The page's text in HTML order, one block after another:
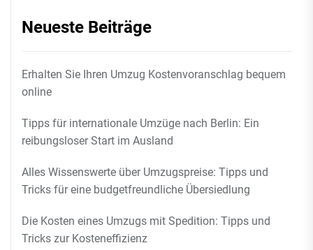
Neueste Beiträge
Erhalten Sie Ihren Umzug Kostenvoranschlag bequem
online
Tipps für internationale Umzüge nach Berlin: Ein
reibungsloser Start im Ausland
Alles Wissenswerte über Umzugspreise: Tipps und
Tricks für eine budgetfreundliche Übersiedlung
Die Kosten eines Umzugs mit Spedition: Tipps und
Tricks zur Kosteneffizienz